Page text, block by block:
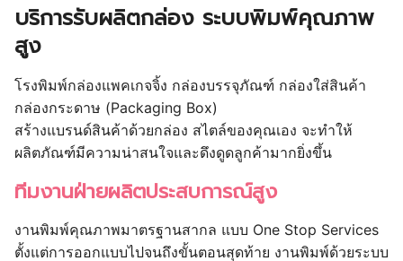
บริการรับผลิตกล่อง ระบบพิมพ์คุณภาพ
สูง
โรงพิมพ์กล่องแพคเกจจิ้ง กล่องบรรจุภัณฑ์ กล่องใส่สินค้า
กล่องกระดาษ (Packaging Box)
สร้างแบรนด์สินค้าด้วยกล่อง สไตล์ของคุณเอง จะทำให้
ผลิตภัณฑ์มีความน่าสนใจและดึงดูดลูกค้ามากยิ่งขึ้น
ทีมงานฝ่ายผลิตประสบการณ์สูง
งานพิมพ์คุณภาพมาตรฐานสากล แบบ One Stop Services
ตั้งแต่การออกแบบไปจนถึงขั้นตอนสุดท้าย งานพิมพ์ด้วยระบบ